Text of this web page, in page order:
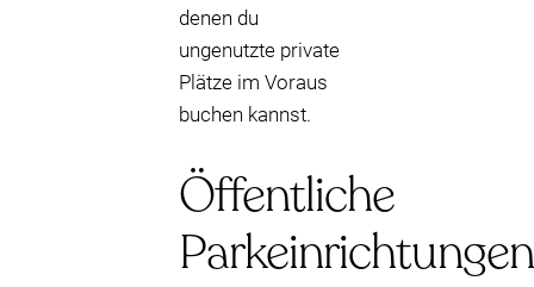
denen du
ungenutzte private
Plätze im Voraus
buchen kannst.
Öffentliche
Parkeinrichtungen